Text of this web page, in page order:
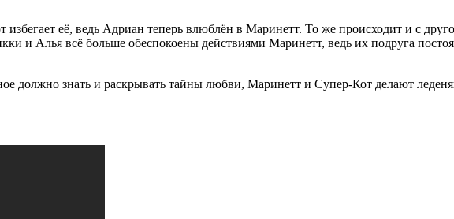
избегает её, ведь Адриан теперь влюблён в Маринетт. То же происходит и с
и Алья всё больше обеспокоены действиями Маринетт, ведь их подруга
должно знать и раскрывать тайны любви, Маринетт и Супер-Кот делают